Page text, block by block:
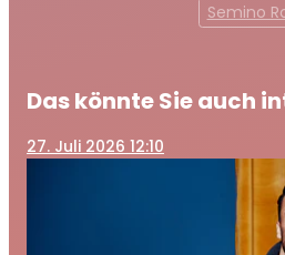
Semino
Das könnte Sie auch
27. Juli 2026 12:10